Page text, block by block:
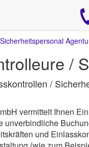
Sicherheitspersonal
/
/
vermittelt Ihnen
unverbindliche
und